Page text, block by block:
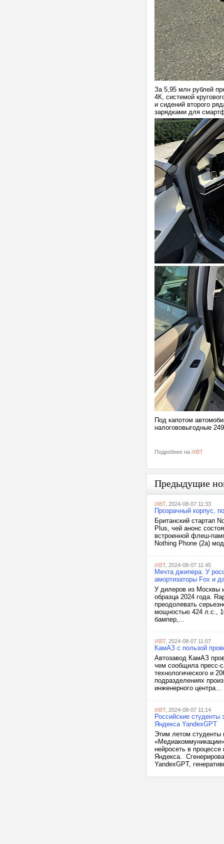
За 5,95 млн рублей
4К, системой
и сидений второго
зарядками для
Под капотом
налогововыгодные
Подробнее на iXBT
Предыдущие
iXBT, 2024-08-07 11:33
Прозрачный корпус,
Британский стартап
Plus, чей анонс
встроенной флеш-
Nothing Phone (2a)
iXBT, 2024-08-07 11:45
Мечта джипера. У
амортизаторы Fox и
У дилеров из Москвы
образца 2024 года.
преодолевать
мощностью 424 л.с.,
бампер,...
iXBT, 2024-08-07 11:07
КамАЗ с пользой
Автозавод КамАЗ
чем сообщила пресс-
технологического и
подразделениях
инженерного центра...
iXBT, 2024-08-07 11:14
Российские
Яндекса YandexGPT
Этим летом
нейросеть в
Яндекса.
YandexGPT,